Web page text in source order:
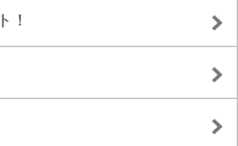
！